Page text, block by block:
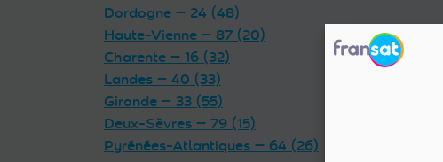
Dordogne — 24 (48)
Haute-Vienne — 87 (20)
Charente — 16 (32)
Landes — 40 (33)
Gironde — 33 (55)
Deux-Sèvres — 79 (15)
Pyrénées-Atlantiques — 64 (26)